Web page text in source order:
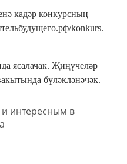
кадәр конкурсның
konkurs.
ясалачак. Җиңүчеләр
бүләкләнәчәк.
интересным в